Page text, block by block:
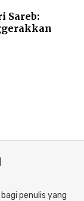
Sareb:
penulis yang